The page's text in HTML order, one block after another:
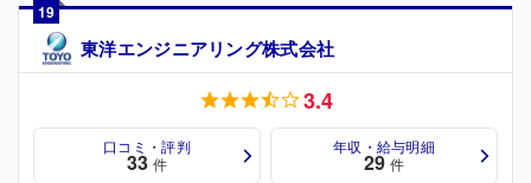
19
東洋エンジニアリング株式会社
3.4
口コミ・評判
33 件
年収・給与明細
29 件